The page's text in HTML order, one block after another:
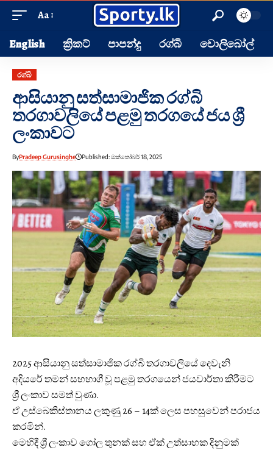
Aa
English ක්‍රිකට් පාපන්දු රග්බි වොලිබෝල්
රග්බි
ආසියානු සත්සාමාජික රග්බි
තරගාවලියේ පළමු තරගයේ ජය ශ්‍රී
ලංකාවට
ByPradeep Gurusinghe Published: ඔක්තෝබර් 18, 2025
2025 ආසියානු සත්සාමාජික රග්බි තරගාවලියේ දෙවැනි
අදියරේ තමන් සහභාගී වූ පළමු තරගයෙන් ජයවාර්තා කිරීමට
ශ්‍රී ලංකාව සමත් වුණා.
ඒ උස්බෙකිස්තානය ලකුණු 26 – 14ක් ලෙස පහසුවෙන් පරාජය
කරමින්.
මෙහිදී ශ්‍රී ලංකාව ගෝල තුනක් සහ ඒක් උත්සාහක දිනුමක්